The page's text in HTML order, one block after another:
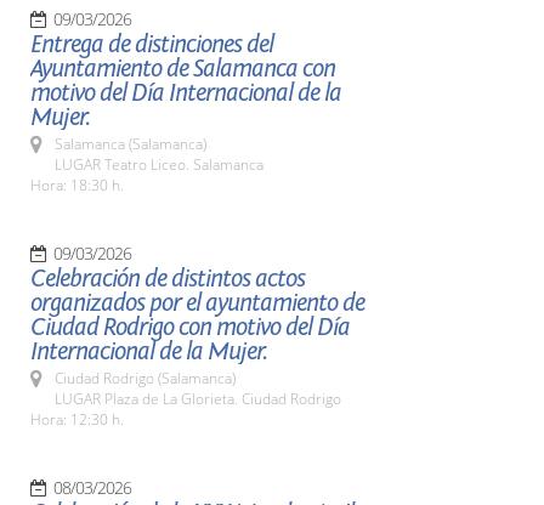
09/03/2026
Entrega de distinciones del
Ayuntamiento de Salamanca con
motivo del Día Internacional de la
Mujer.
Salamanca (Salamanca)
LUGAR Teatro Liceo. Salamanca
Hora: 18:30 h.
09/03/2026
Celebración de distintos actos
organizados por el ayuntamiento de
Ciudad Rodrigo con motivo del Día
Internacional de la Mujer.
Ciudad Rodrigo (Salamanca)
LUGAR Plaza de La Glorieta. Ciudad Rodrigo
Hora: 12:30 h.
08/03/2026